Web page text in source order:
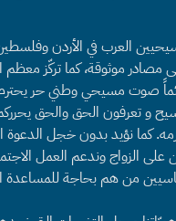
العرب في الأردن
مصادر موثوقة، كما تركّز معظم
صوت مسيحي وطني حر
و تعرفون الحق والحق
كما نؤيد بدون خجل الدعوة
على الزواج وندعم العمل
من هم بحاجة للمساعدة